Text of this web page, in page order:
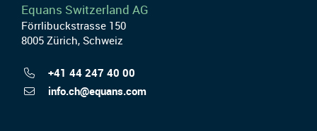
Equans Switzerland AG
Förrlibuckstrasse 150
8005 Zürich, Schweiz
+41 44 247 40 00
info.ch@equans.com